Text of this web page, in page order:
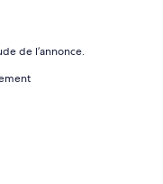
de l’annonce.